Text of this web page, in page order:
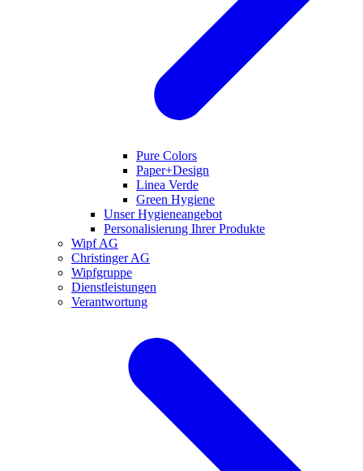
Pure Colors
Paper+Design
Linea Verde
Green Hygiene
Unser Hygieneangebot
Personalisierung Ihrer Produkte
Wipf AG
Christinger AG
Wipfgruppe
Dienstleistungen
Verantwortung